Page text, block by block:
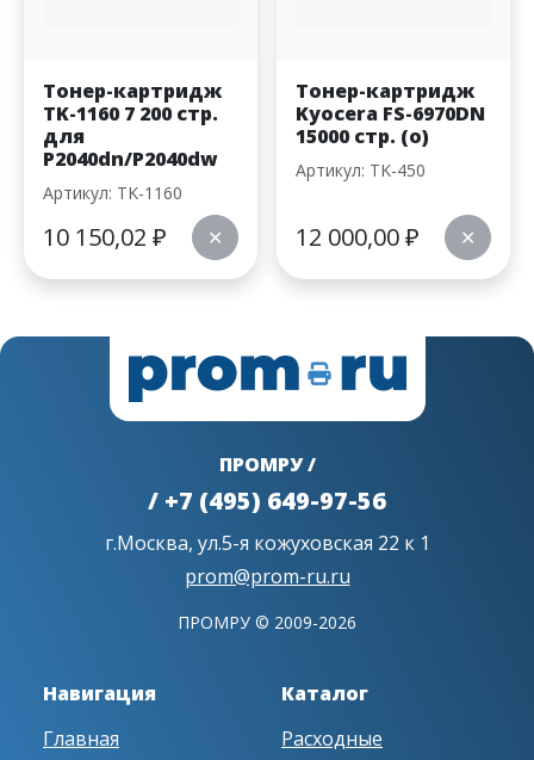
Тонер-картридж
TK-1160 7 200 стр.
для
P2040dn/P2040dw
Артикул: TK-1160
10 150,02 ₽ ✕
Тонер-картридж
Kyocera FS-6970DN
15000 стр. (o)
Артикул: TK-450
12 000,00₽ ✕
ПРОМРУ /
/ +7 (495) 649-97-56
г.Москва, ул.5-я кожуховская 22 к 1
prom@prom-ru.ru
ПРОМРУ © 2009-2026
Навигация
Главная
Каталог
Расходные